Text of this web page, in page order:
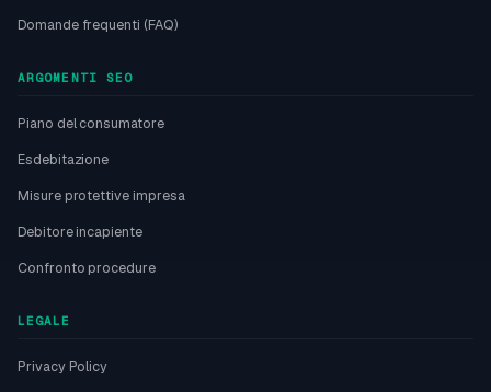
Domande frequenti (FAQ)
ARGOMENTI SEO
Piano del consumatore
Esdebitazione
Misure protettive impresa
Debitore incapiente
Confronto procedure
LEGALE
Privacy Policy